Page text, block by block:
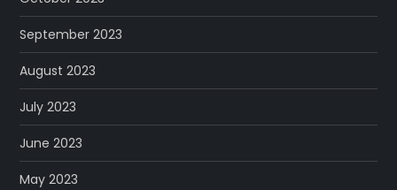
September 2023
August 2023
July 2023
June 2023
May 2023